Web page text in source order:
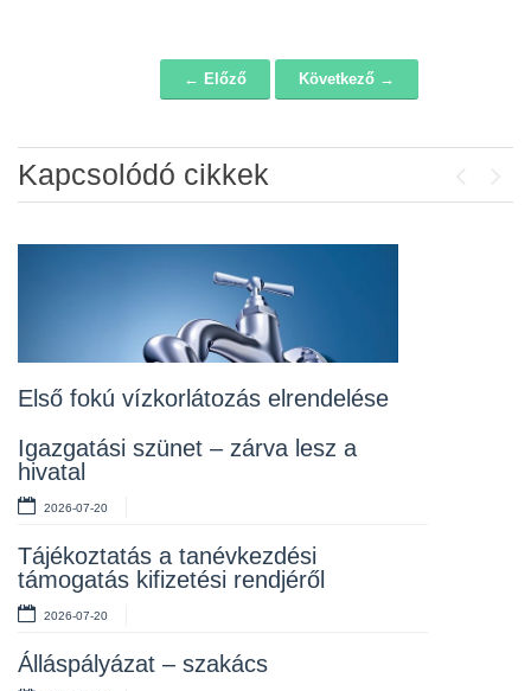
← Előző Következő →
Kapcsolódó cikkek
Első fokú vízkorlátozás elrendelése
Igazgatási szünet – zárva lesz a
hivatal
2026-07-20
Tájékoztatás a tanévkezdési
támogatás kifizetési rendjéről
2026-07-20
Álláspályázat – szakács
Álláspályázat – konyhai kisegítő
Lakossági fórum az Erzsébet téri
2026-07-10
Rendelet kihirdetése
2026-07-10
Álláspályázat – takarító
2026-07-06